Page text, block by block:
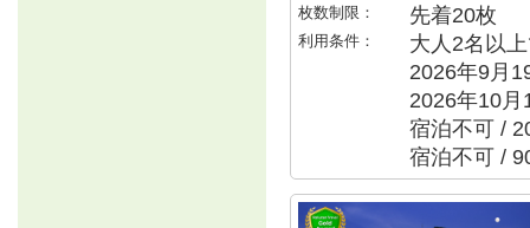
枚数制限： 先着20枚
利用条件：
大人2名以
2026年9月
2026年10
宿泊不可 /
宿泊不可 /